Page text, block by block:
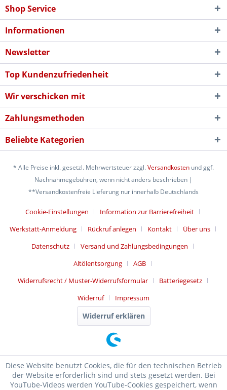
Shop Service
Informationen
Newsletter
Top Kundenzufriedenheit
Wir verschicken mit
Zahlungsmethoden
Beliebte Kategorien
* Alle Preise inkl. gesetzl. Mehrwertsteuer zzgl.Versandkosten und ggf.
Nachnahmegebühren, wenn nicht anders beschrieben |
**Versandkostenfreie Lieferung nur innerhalb Deutschlands
Cookie-Einstellungen
Information zur Barrierefreiheit
Werkstatt-Anmeldung
Rückruf anlegen Kontakt
Über uns
Datenschutz
Versand und Zahlungsbedingungen
Altölentsorgung
AGB
Widerrufsrecht / Muster-Widerrufsformular
Batteriegesetz
Widerruf
Impressum
Widerruf erklären
Diese Website benutzt Cookies, die für den technischen Betrieb
der Website erforderlich sind und stets gesetzt werden. Bei
YouTube-Videos werden YouTube-Cookies gespeichert, wenn